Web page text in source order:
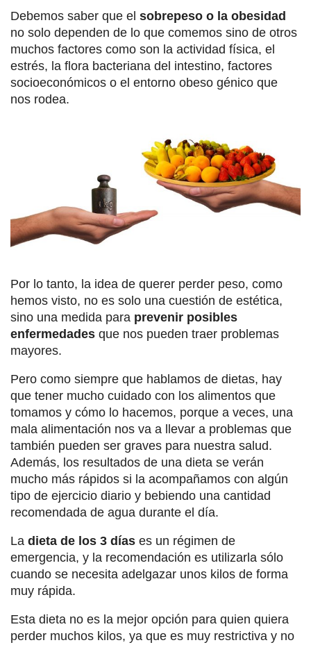
Debemos saber que el sobrepeso o la obesidad
no solo dependen de lo que comemos sino de otros
muchos factores como son la actividad física, el
estrés, la flora bacteriana del intestino, factores
socioeconómicos o el entorno obeso génico que
nos rodea.
Por lo tanto, la idea de querer perder peso, como
hemos visto, no es solo una cuestión de estética,
sino una medida para prevenir posibles
enfermedades que nos pueden traer problemas
mayores.
Pero como siempre que hablamos de dietas, hay
que tener mucho cuidado con los alimentos que
tomamos y cómo lo hacemos, porque a veces, una
mala alimentación nos va a llevar a problemas que
también pueden ser graves para nuestra salud.
Además, los resultados de una dieta se verán
mucho más rápidos si la acompañamos con algún
tipo de ejercicio diario y bebiendo una cantidad
recomendada de agua durante el día.
La dieta de los 3 días es un régimen de
emergencia, y la recomendación es utilizarla sólo
cuando se necesita adelgazar unos kilos de forma
muy rápida.
Esta dieta no es la mejor opción para quien quiera
perder muchos kilos, ya que es muy restrictiva y no